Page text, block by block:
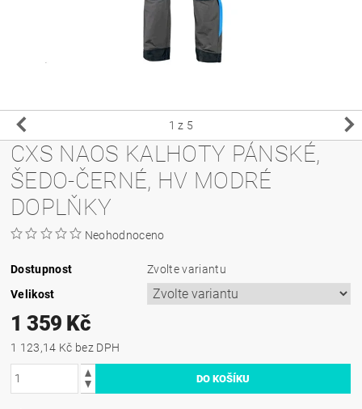
1 z 5
CXS NAOS KALHOTY PÁNSKÉ,
ŠEDO-ČERNÉ, HV MODRÉ
DOPLŇKY
Neohodnoceno
Dostupnost
Zvolte variantu
Velikost
1 359 Kč
1 123,14 Kč bez DPH